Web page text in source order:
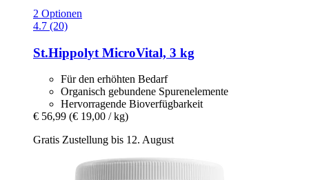
2 Optionen
4.7 (20)
St.Hippolyt MicroVital, 3 kg
Für den erhöhten Bedarf
Organisch gebundene Spurenelemente
Hervorragende Bioverfügbarkeit
€ 56,99 (€ 19,00 / kg)
Gratis Zustellung bis 12. August